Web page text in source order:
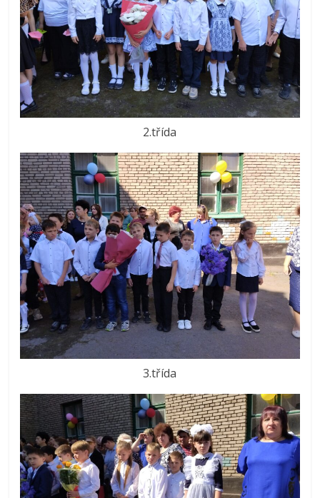
2.třída
3.třída